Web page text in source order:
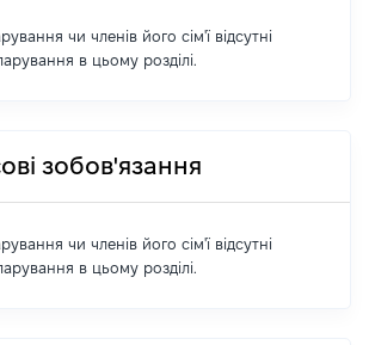
чи членів його сім'ї відсутні
в цьому розділі.
зобов'язання
чи членів його сім'ї відсутні
в цьому розділі.